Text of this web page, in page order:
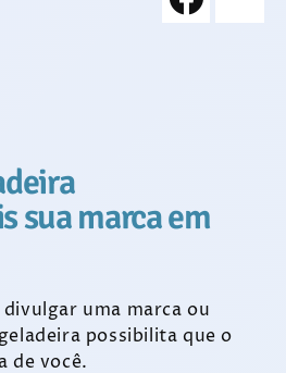
sua marca em
uma marca ou
possibilita que o
de você.